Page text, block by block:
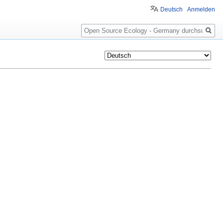
Deutsch Anmelden
Suche